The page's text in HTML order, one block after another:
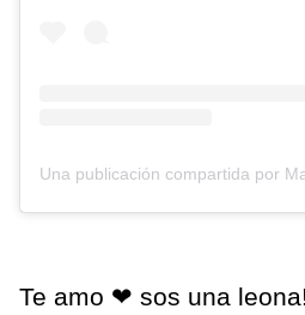
Te amo ❤ sos una leona!